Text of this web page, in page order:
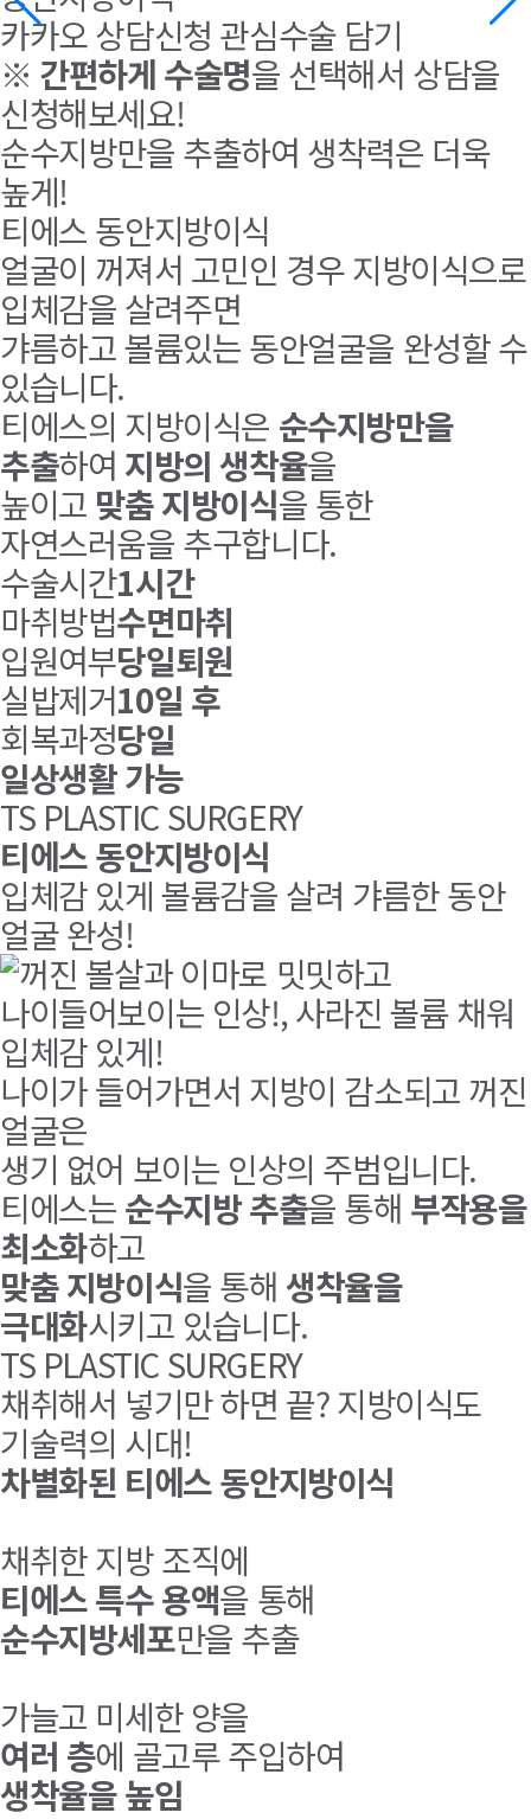
카카오 상담신청 관심수술 담기
※ 간편하게 수술명을 선택해서 상담을
신청해보세요!
순수지방만을 추출하여 생착력은 더욱
높게!
티에스 동안지방이식
얼굴이 꺼져서 고민인 경우 지방이식으로
입체감을 살려주면
갸름하고 볼륨있는 동안얼굴을 완성할 수
있습니다.
티에스의 지방이식은 순수지방만을
추출하여 지방의 생착율을
높이고 맞춤 지방이식을 통한
자연스러움을 추구합니다.
수술시간1시간
마취방법수면마취
입원여부당일퇴원
실밥제거10일 후
회복과정당일
일상생활 가능
TS PLASTIC SURGERY
티에스 동안지방이식
입체감 있게 볼륨감을 살려 갸름한 동안
얼굴 완성!
나이가 들어가면서 지방이 감소되고 꺼진
얼굴은
생기 없어 보이는 인상의 주범입니다.
티에스는 순수지방 추출을 통해 부작용을
최소화하고
맞춤 지방이식을 통해 생착율을
극대화시키고 있습니다.
TS PLASTIC SURGERY
채취해서 넣기만 하면 끝? 지방이식도
기술력의 시대!
차별화된 티에스 동안지방이식
채취한 지방 조직에
티에스 특수 용액을 통해
순수지방세포만을 추출
가늘고 미세한 양을
여러 층에 골고루 주입하여
생착율을 높임